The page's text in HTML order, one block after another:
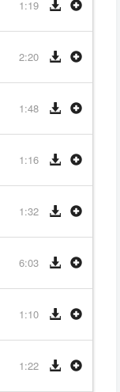
1:19
2:20
1:48
1:16
1:32
6:03
1:10
1:22